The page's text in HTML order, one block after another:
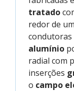
tratado
redor de
condutoras
alumínio
radial com
inserções
o campo